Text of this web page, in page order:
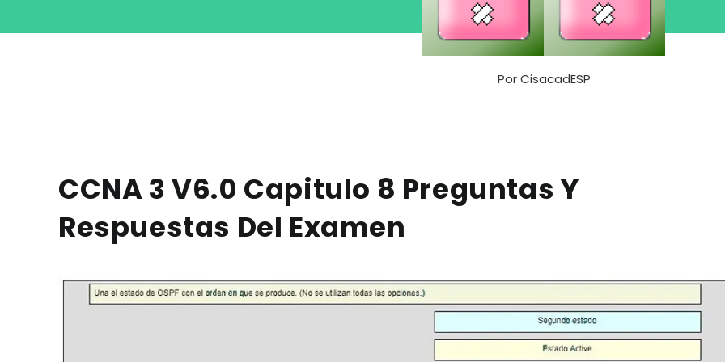
PorCisacadESP
CCNA 3 V6.0 Capitulo 8 Preguntas Y
Respuestas Del Examen